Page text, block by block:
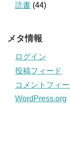
読書 (44)
メタ情報
ログイン
投稿フィード
コメントフィ
WordPress.org